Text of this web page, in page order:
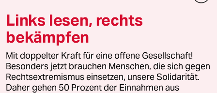
Downloads für Abonnierende
© 2026 taz Verlags und Vertriebs GmbH
Alle Rechte vorbehalten. Bei rechtlichen Fragen oder für Genehmigungen
wenden Sie sich bitte an lizenzen@taz.de
Links lesen, rechts
bekämpfen
Mit doppelter Kraft für eine offene Gesellschaft!
Besonders jetzt brauchen Menschen, die sich gegen
Rechtsextremismus einsetzen, unsere Solidarität.
Daher gehen 50 Prozent der Einnahmen aus